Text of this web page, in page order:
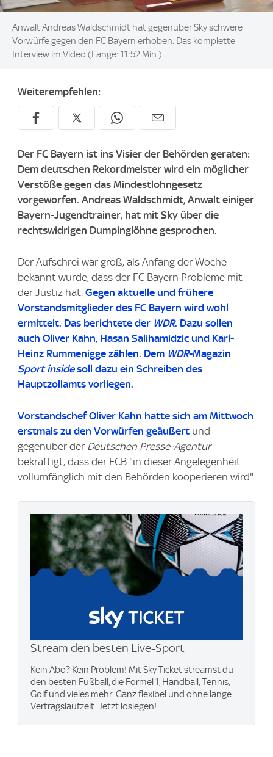
Anwalt Andreas Waldschmidt hat gegenüber Sky schwere
Vorwürfe gegen den FC Bayern erhoben. Das komplette
Interview im Video (Länge: 11:52 Min.)
Weiterempfehlen:
Der FC Bayern ist ins Visier der Behörden geraten:
Dem deutschen Rekordmeister wird ein möglicher
Verstöße gegen das Mindestlohngesetz
vorgeworfen. Andreas Waldschmidt, Anwalt einiger
Bayern-Jugendtrainer, hat mit Sky über die
rechtswidrigen Dumpinglöhne gesprochen.
Der Aufschrei war groß, als Anfang der Woche
bekannt wurde, dass der FC Bayern Probleme mit
der Justiz hat. Gegen aktuelle und frühere
Vorstandsmitglieder des FC Bayern wird wohl
ermittelt. Das berichtete der WDR. Dazu sollen
auch Oliver Kahn, Hasan Salihamidzic und Karl-
Heinz Rummenigge zählen. Dem WDR-Magazin
Sport insidesoll dazu ein Schreiben des
Hauptzollamts vorliegen.
Vorstandschef Oliver Kahn hatte sich am Mittwoch
erstmals zu den Vorwürfen geäußert und
gegenüber der Deutschen Presse-Agentur
bekräftigt, dass der FCB "in dieser Angelegenheit
vollumfänglich mit den Behörden kooperieren wird".
Stream den besten Live-Sport
Kein Abo? Kein Problem! Mit Sky Ticket streamst du
den besten Fußball, die Formel 1, Handball, Tennis,
Golf und vieles mehr. Ganz flexibel und ohne lange
Vertragslaufzeit. Jetzt loslegen!